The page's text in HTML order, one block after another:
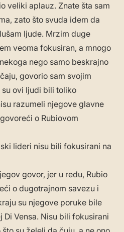
veliki aplauz. Znate šta sam
zato što svuda idem da
ljude. Mrzim duge
veoma fokusiran, a mnogo
nego samo beskrajno
govorio sam svojim
su ovi ljudi bili toliko
razumeli njegove glavne
o Rubiovom
lideri nisu bili fokusirani na
govor, jer u redu, Rubio
o dugotrajnom savezu i
su njegove poruke bile
Di Vensa. Nisu bili fokusirani